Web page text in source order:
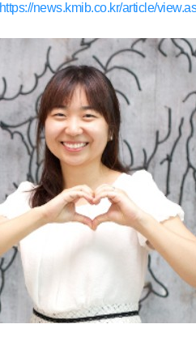
https://news.kmib.co.kr/article/